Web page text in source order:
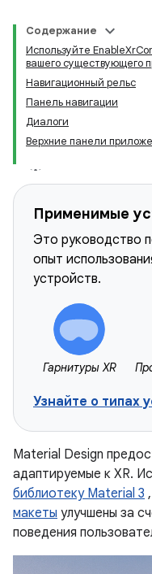
Содержание
Используйте
вашего существующего
Навигационный рельс
Панель навигации
Диалоги
Верхние панели
Применимые
Это руководство
опыт
устройств.
Гарнитуры XR
Узнайте о типах
Material Design
адаптируемые к XR.
библиотеку Material 3
макеты улучшены за
поведения